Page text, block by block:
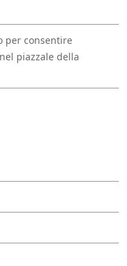
per consentire
piazzale della